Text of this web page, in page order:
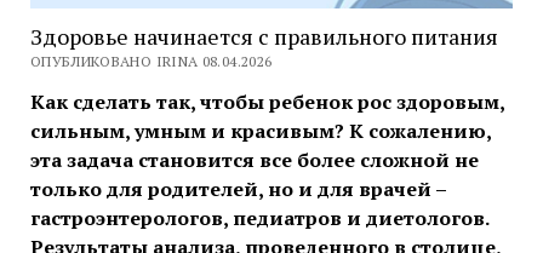
Здоровье начинается с правильного питания
ОПУБЛИКОВАНО IRINA 08.04.2026
Как сделать так, чтобы ребенок рос здоровым,
сильным, умным и красивым? К сожалению,
эта задача становится все более сложной не
только для родителей, но и для врачей –
гастроэнтерологов, педиатров и диетологов.
Результаты анализа, проведенного в столице,